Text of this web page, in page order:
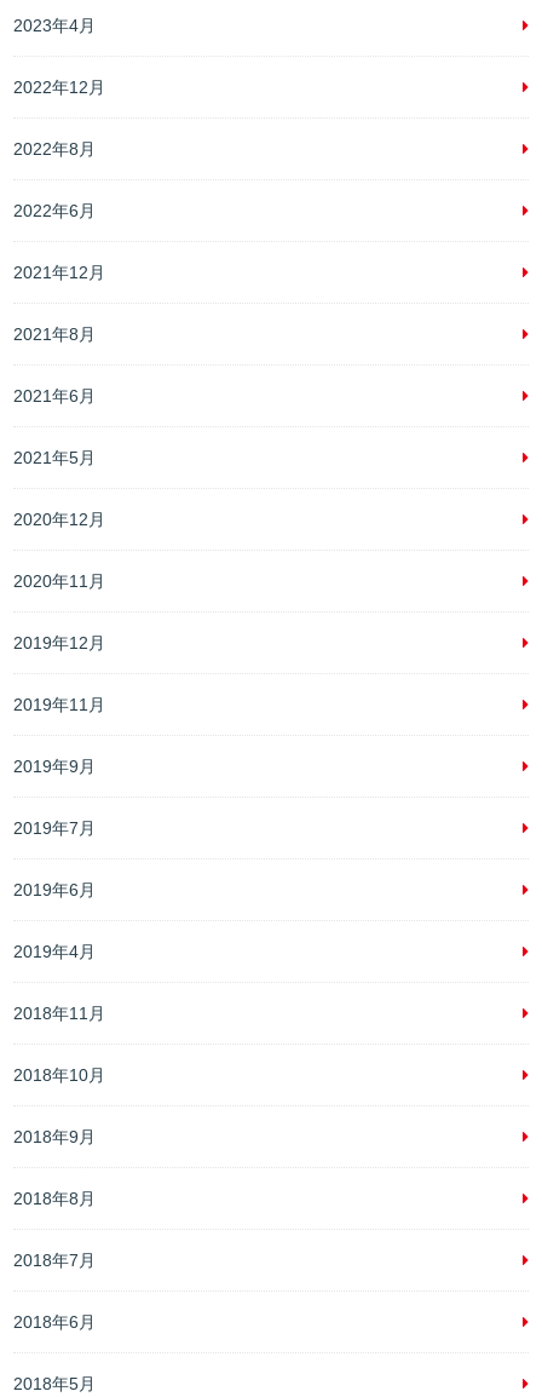
2023年4月
2022年12月
2022年8月
2022年6月
2021年12月
2021年8月
2021年6月
2021年5月
2020年12月
2020年11月
2019年12月
2019年11月
2019年9月
2019年7月
2019年6月
2019年4月
2018年11月
2018年10月
2018年9月
2018年8月
2018年7月
2018年6月
2018年5月